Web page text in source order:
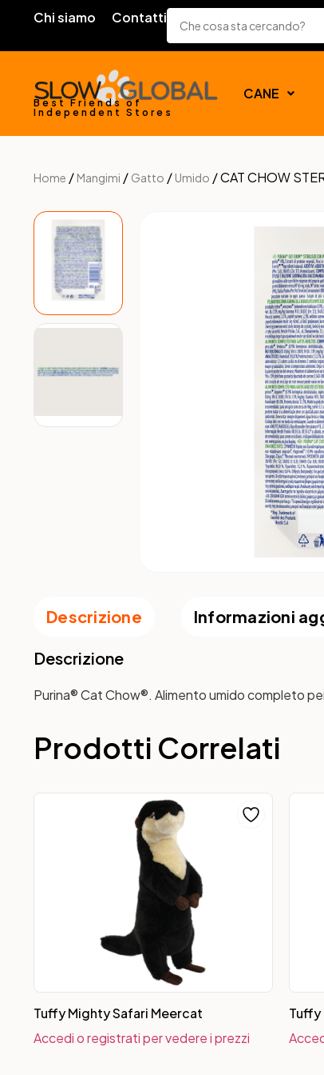
Chi siamo Contatti
Best Friends of
Independent Stores
CANE
Home / Mangimi / Gatto / Umido / CAT CHOW
Descrizione Informazioni
Descrizione
Purina® Cat Chow®. Alimento umido completo
Prodotti Correlati
Tuffy Mighty Safari Meercat
Accedi o registrati per vedere i prezzi
Tuffy